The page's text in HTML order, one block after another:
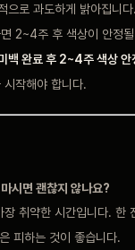
으로 과도하게 밝아집니
2~4주 후 색상이 안정
백 완료 후 2~4주 색상 안
시작해야 합니다.
시면 괜찮지 않나요?
취약한 시간입니다. 한
피하는 것이 좋습니다.